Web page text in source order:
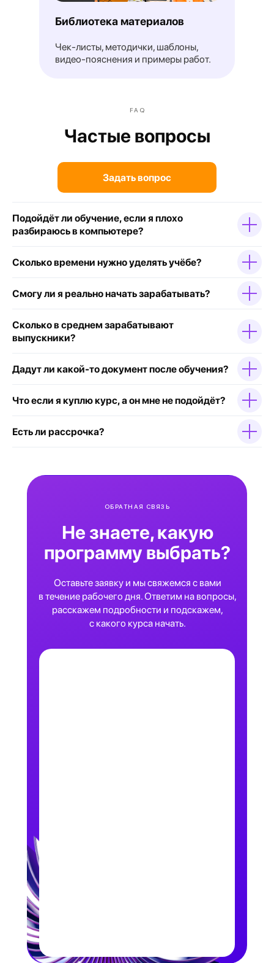
Читать →
Библиотека материалов
Чек-листы, методички, шаблоны,
видео-пояснения и примеры работ.
FAQ
Частые вопросы
Задать вопрос
Подойдёт ли обучение, если я плохо
разбираюсь в компьютере?
Сколько времени нужно уделять учёбе?
Смогу ли я реально начать зарабатывать?
Сколько в среднем зарабатывают
выпускники?
Дадут ли какой-то документ после обучения?
Что если я куплю курс, а он мне не подойдёт?
Есть ли рассрочка?
ОБРАТНАЯ СВЯЗЬ
Не знаете, какую
программу выбрать?
Оставьте заявку и мы свяжемся с вами
в течение рабочего дня. Ответим на вопросы,
расскажем подробности и подскажем,
с какого курса начать.